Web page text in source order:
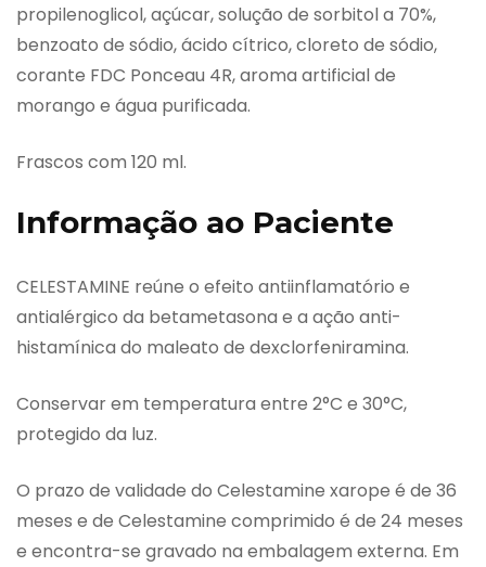
propilenoglicol, açúcar, solução de sorbitol a 70%,
benzoato de sódio, ácido cítrico, cloreto de sódio,
corante FDC Ponceau 4R, aroma artificial de
morango e água purificada.
Frascos com 120 ml.
Informação ao Paciente
CELESTAMINE reúne o efeito antiinflamatório e
antialérgico da betametasona e a ação anti-
histamínica do maleato de dexclorfeniramina.
Conservar em temperatura entre 2°C e 30°C,
protegido da luz.
O prazo de validade do Celestamine xarope é de 36
meses e de Celestamine comprimido é de 24 meses
e encontra-se gravado na embalagem externa. Em